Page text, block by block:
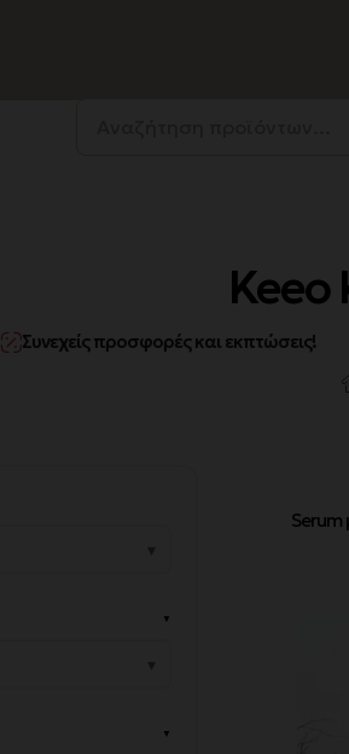
Keeo
Συνεχείς προσφορές και εκπτώσεις!
▼
▼
Serum